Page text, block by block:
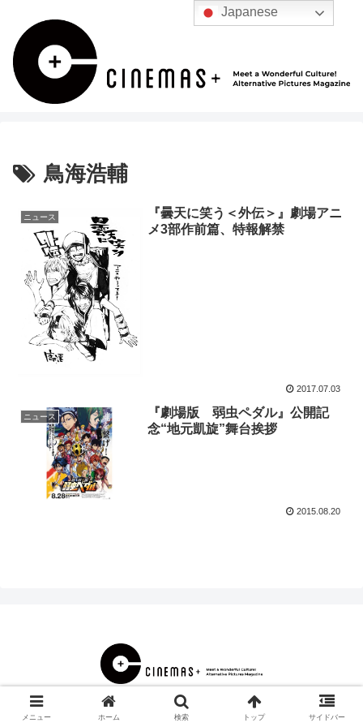
鳥海浩輔
ニュース
『曇天に笑う＜外伝＞』劇場アニ
メ3部作前篇、特報解禁
2017.07.03
ニュース
『劇場版 弱虫ペダル』公開記
念“地元凱旋”舞台挨拶
2015.08.20
© 2000 CINEMAS＋.
メニュー ホーム 検索 トップ サイドバー
Japanese